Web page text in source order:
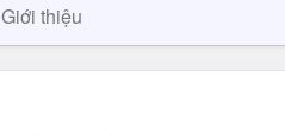
Giới thiệu